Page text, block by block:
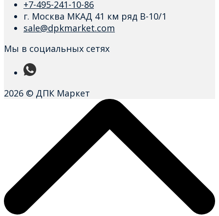
+7-495-241-10-86
г. Москва МКАД 41 км ряд В-10/1
sale@dpkmarket.com
Мы в социальных сетях
2026 © ДПК Маркет